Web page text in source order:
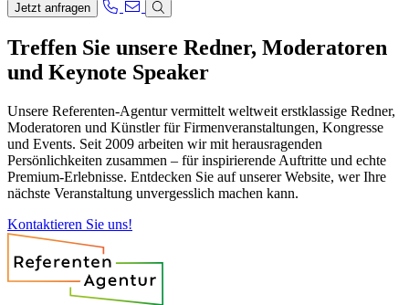
Jetzt anfragen
Treffen Sie unsere Redner, Moderatoren
und Keynote Speaker
Unsere Referenten-Agentur vermittelt weltweit erstklassige Redner,
Moderatoren und Künstler für Firmenveranstaltungen, Kongresse
und Events. Seit 2009 arbeiten wir mit herausragenden
Persönlichkeiten zusammen – für inspirierende Auftritte und echte
Premium-Erlebnisse. Entdecken Sie auf unserer Website, wer Ihre
nächste Veranstaltung unvergesslich machen kann.
Kontaktieren Sie uns!